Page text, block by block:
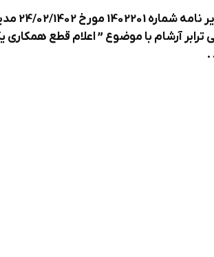
احتراما،
ترابر آرشام با موضوع ” اعلام قطع همکاری
.